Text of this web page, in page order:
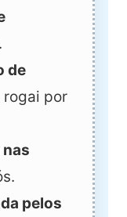
de
rogai por
nas
pelos